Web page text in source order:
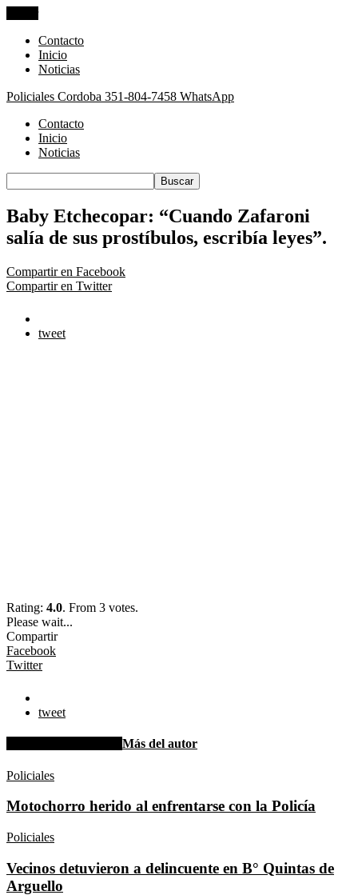
Contacto
Inicio
Noticias
Policiales Cordoba 351-804-7458 WhatsApp
Contacto
Inicio
Noticias
Baby Etchecopar: “Cuando Zafaroni
salía de sus prostíbulos, escribía leyes”.
Compartir en Facebook
Compartir en Twitter
tweet
Rating: 4.0. From 3 votes.
Please wait...
Compartir
Facebook
Twitter
tweet
Más del autor
Policiales
Motochorro herido al enfrentarse con la Policía
Policiales
Vecinos detuvieron a delincuente en B° Quintas de
Arguello